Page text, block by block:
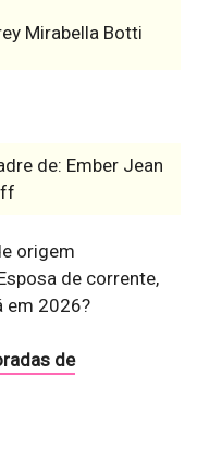
Mirabella Botti
de: Ember Jean
origem
de corrente,
em 2026?
de